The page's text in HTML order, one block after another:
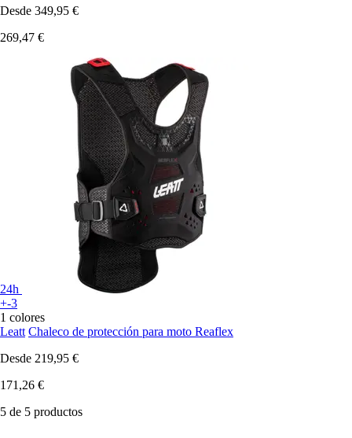
Desde 349,95 €
269,47 €
24h
+-3
1 colores
Leatt Chaleco de protección para moto Reaflex
Desde 219,95 €
171,26 €
5 de 5 productos